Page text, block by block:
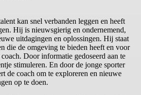
kan snel verbanden leggen en heeft
Hij is nieuwsgierig en ondernemend,
uitdagingen en oplossingen. Hij staat
die de omgeving te bieden heeft en voor
Door informatie gedoseerd aan te
stimuleren. En door de jonge sporter
de coach om te exploreren en nieuwe
op te doen.